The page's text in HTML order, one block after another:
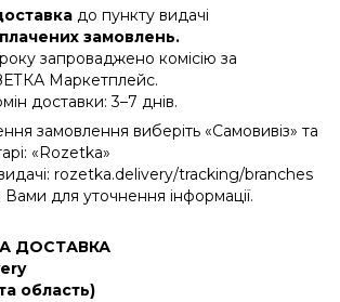
до пункту видачі
замовлень.
запроваджено комісію за
Маркетплейс.
доставки: 3–7 днів.
замовлення виберіть «Самовивіз» та
«Rozetka»
rozetka.delivery/tracking/branches
для уточнення інформації.
ДОСТАВКА
область)